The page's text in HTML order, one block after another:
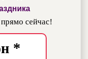
сейчас!